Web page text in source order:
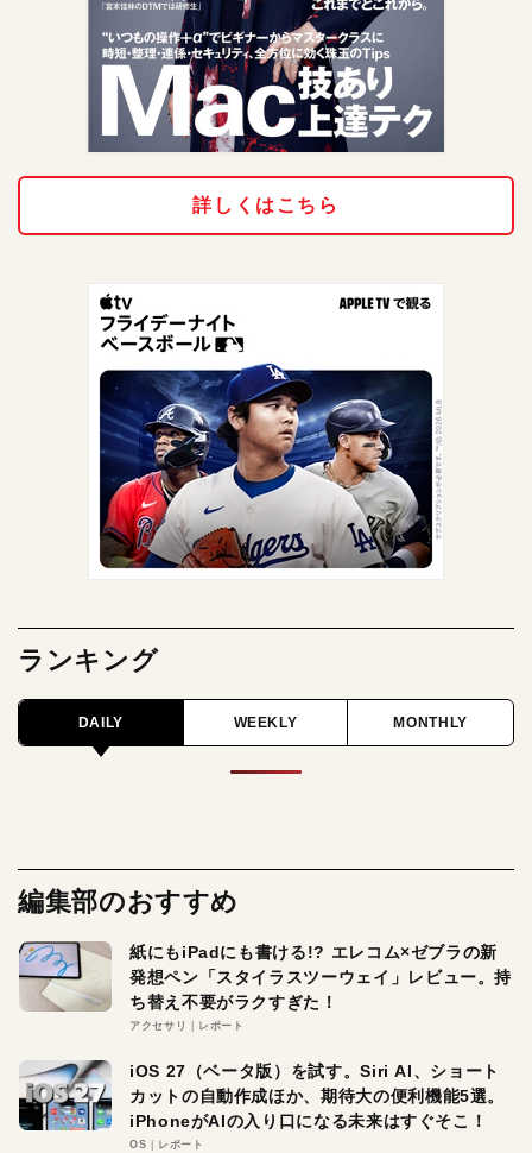
詳しくはこちら
ランキング
DAILY WEEKLY MONTHLY
編集部のおすすめ
紙にもiPadにも書ける!? エレコム×ゼブラの新
発想ペン「スタイラスツーウェイ」レビュー。持
ち替え不要がラクすぎた！
アクセサリ レポート
iOS 27（ベータ版）を試す。Siri AI、ショート
カットの自動作成ほか、期待大の便利機能5選。
iPhoneがAIの入り口になる未来はすぐそこ！
OS レポート